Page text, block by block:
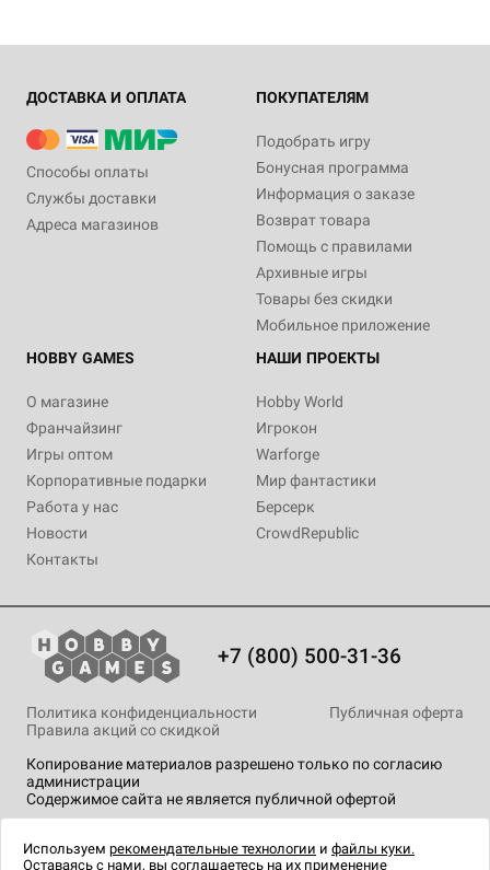
ДОСТАВКА И ОПЛАТА
Способы оплаты
Службы доставки
Адреса магазинов
ПОКУПАТЕЛЯМ
Подобрать игру
Бонусная программа
Информация о заказе
Возврат товара
Помощь с правилами
Архивные игры
Товары без скидки
Мобильное приложение
HOBBY GAMES
О магазине
Франчайзинг
Игры оптом
Корпоративные подарки
Работа у нас
Новости
Контакты
НАШИ ПРОЕКТЫ
Hobby World
Игрокон
Warforge
Мир фантастики
Берсерк
CrowdRepublic
+7 (800) 500-31-36
Копирование материалов разрешено только по согласию
администрации
Содержимое сайта не является публичной офертой
Политика конфиденциальности
Публичная оферта
Правила акций со скидкой
технологии.
Используем рекомендательные технологии и файлы куки.
Оставаясь с нами, вы соглашаетесь на их применение